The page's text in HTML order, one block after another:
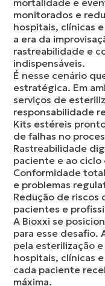
mortalidade e
monitorados e
hospitais, clínicas
a era da
rastreabilidade e
indispensáveis.
É nesse cenário
estratégica. Em
serviços de
responsabilidade
Kits estéreis
de falhas no
Rastreabilidade
paciente e ao
Conformidade
e problemas
Redução de
pacientes e
A Bioxxi se
para esse desafio.
pela esterilização
hospitais, clínicas
cada paciente
máxima.